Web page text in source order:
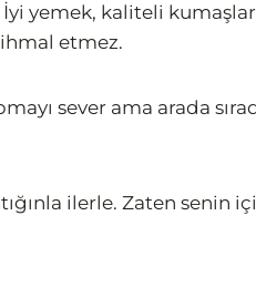
yemek, kaliteli
etmez.
sever ama arada
ilerle. Zaten senin